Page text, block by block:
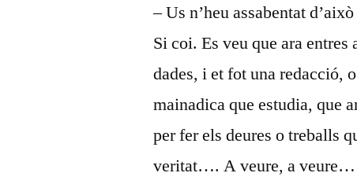
– Us n’heu assabentat
Si coi. Es veu que ara entres
dades, i et fot una redacció,
mainadica que estudia, que
per fer els deures o treballs
veritat…. A veure, a veure…